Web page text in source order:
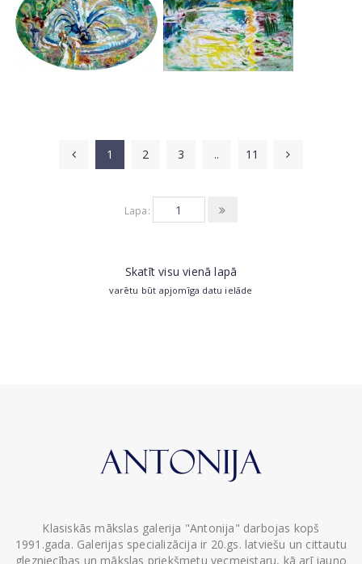
1 2 3 .. 11
Lapa:
Skatīt visu vienā lapā
varētu būt apjomīga datu ielāde
Klasiskās mākslas galerija "Antonija" darbojas kopš
1991.gada. Galerijas specializācija ir 20.gs. latviešu un cittautu
glezniecības un mākslas priekšmetu vecmeistaru, kā arī jauno